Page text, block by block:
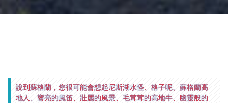
說到蘇格蘭，您很可能會想起尼斯湖水怪、格子呢、蘇格蘭高
地人、響亮的風笛、壯麗的風景、毛茸茸的高地牛、幽靈般的